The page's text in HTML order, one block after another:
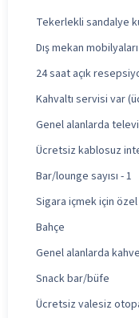
Tekerlekli sandalye
Dış mekan mobilyaları
24 saat açık
Kahvaltı servisi var
Genel alanlarda
Ücretsiz kablosuz
Bar/lounge sayısı - 1
Sigara içmek için
Bahçe
Genel alanlarda
Snack bar/büfe
Ücretsiz valesiz